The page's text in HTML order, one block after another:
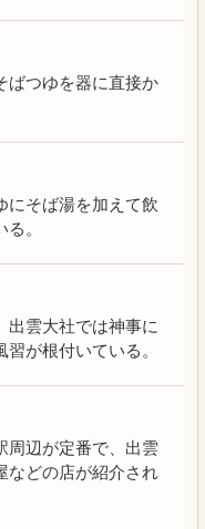
ばつゆを器に直接か
にそば湯を加えて飲
。
出雲大社では神事に
が根付いている。
周辺が定番で、出雲
などの店が紹介され